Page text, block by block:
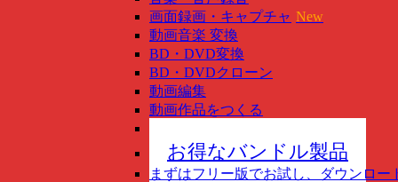
画面録画・キャプチャ New
動画音楽 変換
BD・DVD変換
BD・DVDクローン
動画編集
動画作品をつくる
お得なバンドル製品
まずはフリー版でお試し、ダウンロー